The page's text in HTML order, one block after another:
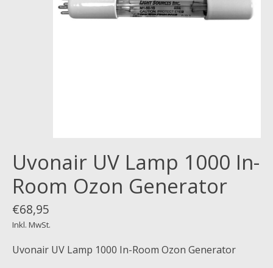
Uvonair UV Lamp 1000 In-
Room Ozon Generator
€68,95
Inkl. MwSt.
Uvonair UV Lamp 1000 In-Room Ozon Generator